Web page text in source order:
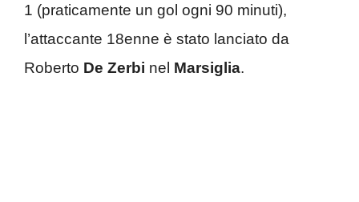
1 (praticamente un gol ogni 90 minuti),
l’attaccante 18enne è stato lanciato da
Roberto De Zerbi nel Marsiglia.